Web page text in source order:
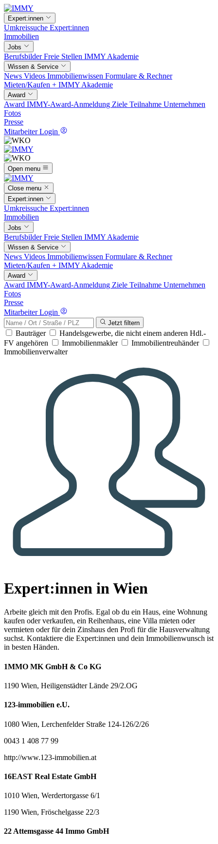
Expert:innen
Umkreissuche Expert:innen
Immobilien
Jobs
BerufsbilderFreie Stellen IMMY Akademie
Wissen & Service
News Videos Immobilienwissen Formulare & Rechner
Mieten/Kaufen + IMMY Akademie
Award
Award IMMY-Award-Anmeldung Ziele Teilnahme Unternehmen
Fotos
Presse
Mitarbeiter Login
Open menu
Close menu
Expert:innen
Umkreissuche Expert:innen
Immobilien
Jobs
BerufsbilderFreie Stellen IMMY Akademie
Wissen & Service
News Videos Immobilienwissen Formulare & Rechner
Mieten/Kaufen + IMMY Akademie
Award
Award IMMY-Award-Anmeldung Ziele Teilnahme Unternehmen
Fotos
Presse
Mitarbeiter Login
Jetzt filtern
Bauträger
Handelsgewerbe, die nicht einem anderen Hdl.-
FV angehören
Immobilienmakler
Immobilientreuhänder
Immobilienverwalter
Expert:innen in Wien
Arbeite gleich mit den Profis. Egal ob du ein Haus, eine Wohnung
kaufen oder verkaufen, ein Reihenhaus, eine Villa mieten oder
vermieten oder für dein Zinshaus den Profi für die Hausverwaltung
suchst. Kontaktiere die Expert:innen und dein Immobilienwunsch ist
in besten Händen.
1MMO MK GmbH & Co KG
1190 Wien, Heiligenstädter Lände 29/2.OG
123-immobilien e.U.
1080 Wien, Lerchenfelder Straße 124-126/2/26
0043 1 408 77 99
http://www.123-immobilien.at
16EAST Real Estate GmbH
1010 Wien, Werdertorgasse 6/1
1190 Wien, Fröschelgasse 22/3
22 Attemsgasse 44 Immo GmbH